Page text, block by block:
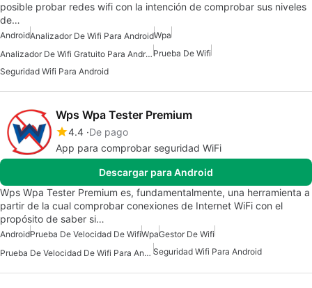
posible probar redes wifi con la intención de comprobar sus niveles
de…
AndroidAnalizador De Wifi Para AndroidWpa
Analizador De Wifi Gratuito Para AndroidPrueba De Wifi
Seguridad Wifi Para Android
Wps Wpa Tester Premium
4.4 De pago
App para comprobar seguridad WiFi
Descargar para Android
Wps Wpa Tester Premium es, fundamentalmente, una herramienta a
partir de la cual comprobar conexiones de Internet WiFi con el
propósito de saber si…
AndroidPrueba De Velocidad De WifiWpaGestor De Wifi
Prueba De Velocidad De Wifi Para Android Seguridad Wifi Para Android